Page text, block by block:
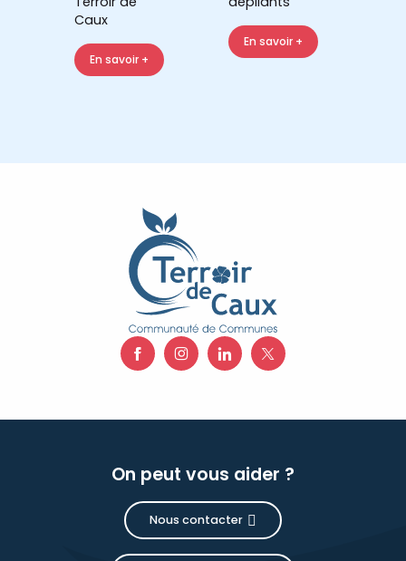
Caux
En savoir +
En savoir +
On peut vous aider ?
Nous contacter